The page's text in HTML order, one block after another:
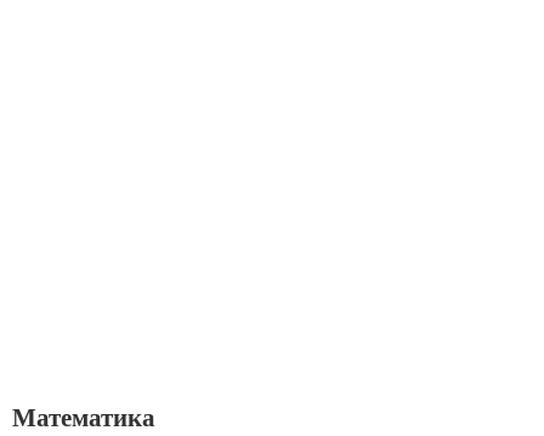
Математика